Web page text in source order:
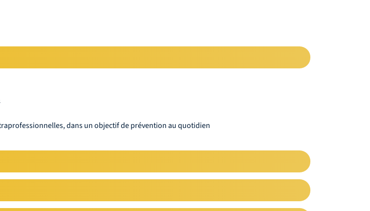
dans un objectif de prévention au quotidien